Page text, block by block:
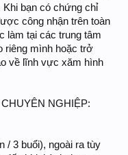
bạn có chứng chỉ
công nhận trên toàn
làm tại các trung tâm
riêng mình hoặc trở
về lĩnh vực xăm hình
NGHIỆP:
/ 3 buổi), ngoài ra tùy